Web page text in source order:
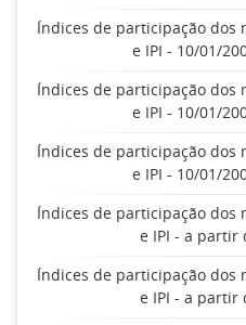
Índices de participação dos
e IPI - 10/01/
Índices de participação dos
e IPI - 10/01/
Índices de participação dos
e IPI - 10/01/
Índices de participação dos
e IPI - a partir
Índices de participação dos
e IPI - a partir